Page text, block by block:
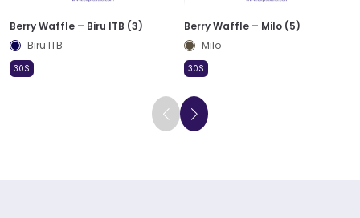
Berry Waffle – Biru ITB (3)
Biru ITB
30S
Berry Waffle – Milo (5)
Milo
30S